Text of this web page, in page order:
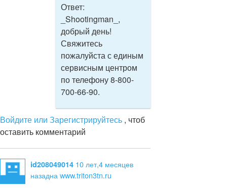
Ответ:
_Shootingman_,
добрый день!
Свяжитесь
пожалуйста с единым
сервисным центром
по телефону 8-800-
700-66-90.
Войдите или Зарегистрируйтесь , чтоб
оставить комментарий
id208049014 10 лет,4 месяцев
назадна www.triton3tn.ru